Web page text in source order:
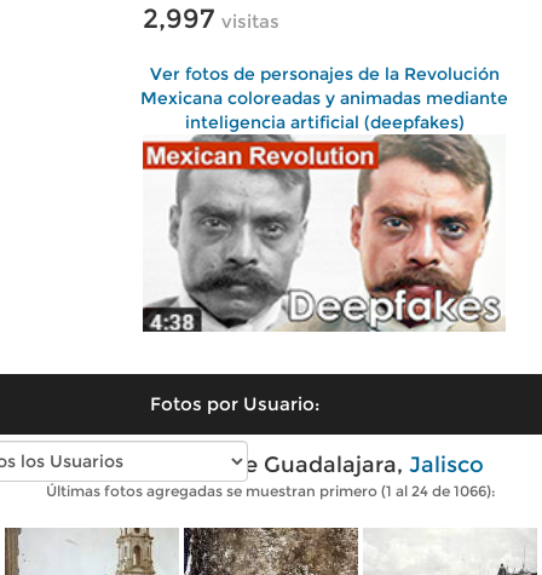
2,997 visitas
Ver fotos de personajes de la Revolución
Mexicana coloreadas y animadas mediante
inteligencia artificial (deepfakes)
Fotos por Usuario:
Fotos antiguas de Guadalajara, Jalisco
Últimas fotos agregadas se muestran primero (1 al 24 de 1066):